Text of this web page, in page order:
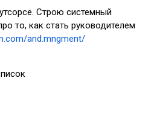
Строю системный
то, как стать руководителем
and.mngment/